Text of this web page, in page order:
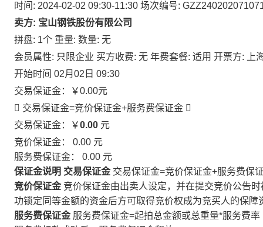
时间: 2024-02-02 09:30-11:30 场次编号:
卖方: 宝山钢铁股份有限公司
拼盘: 1个 重量: 数量: 无
会员属性: 只限企业 买方收费: 无 年费套餐: 适用 开票方: 上
开始时间 02月02日 09:30
交易保证金：
￥0.00元
 交易保证金=竞价保证金+服务费保证金 
交易保证金：￥0.00 元
竞价保证金： 0.00 元
服务费保证金： 0.00 元
保证金说明 交易保证金 交易保证金=竞价保证金+服务费保
竞价保证金 竞价保证金由出卖人设定，并在提交竞价公告
功锁定同等金额的资金后方可取得竞价权成为竞买人的保障
服务费保证金 服务费保证金=起拍总金额或总重量*服务费率